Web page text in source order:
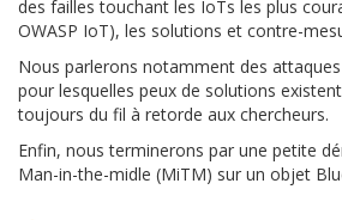
des failles touchant les IoTs les plus
OWASP IoT), les solutions et contre-
Nous parlerons notamment des
pour lesquelles peux de solutions
toujours du fil à retorde aux chercheurs.
Enfin, nous terminerons par une petite
Man-in-the-midle (MiTM) sur un objet